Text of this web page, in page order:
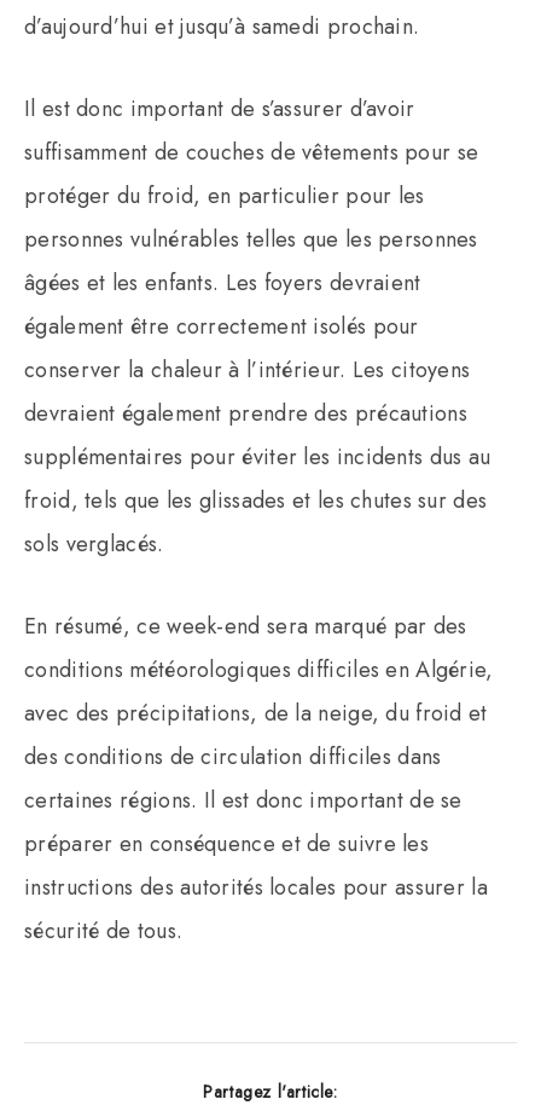
d’aujourd’hui et jusqu’à samedi prochain.
Il est donc important de s’assurer d’avoir
suffisamment de couches de vêtements pour se
protéger du froid, en particulier pour les
personnes vulnérables telles que les personnes
âgées et les enfants. Les foyers devraient
également être correctement isolés pour
conserver la chaleur à l’intérieur. Les citoyens
devraient également prendre des précautions
supplémentaires pour éviter les incidents dus au
froid, tels que les glissades et les chutes sur des
sols verglacés.
En résumé, ce week-end sera marqué par des
conditions météorologiques difficiles en Algérie,
avec des précipitations, de la neige, du froid et
des conditions de circulation difficiles dans
certaines régions. Il est donc important de se
préparer en conséquence et de suivre les
instructions des autorités locales pour assurer la
sécurité de tous.
Partagez l'article: